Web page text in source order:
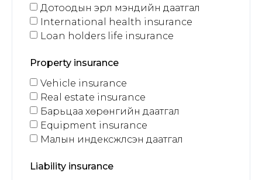
Дотоодын эрүүл мэндийн даатгал
International health insurance
Loan holders life insurance
Property insurance
Vehicle insurance
Real estate insurance
Барьцаа хөрөнгийн даатгал
Equipment insurance
Малын индексжүүлсэн даатгал
Liability insurance